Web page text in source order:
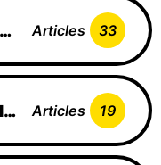
ΔΙΑΒΉΤΗ Articles 33
ΔΙΑΧΕΊΡΙΣΗ ΚΟΙΛΙΟΚΆΚΗΣ Articles 19